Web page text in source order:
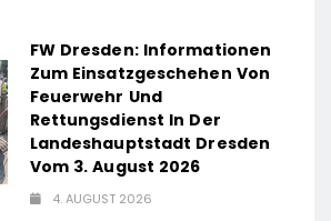
FW Dresden: Informationen
Zum Einsatzgeschehen Von
Feuerwehr Und
Rettungsdienst In Der
Landeshauptstadt Dresden
Vom 3. August 2026
4. AUGUST 2026